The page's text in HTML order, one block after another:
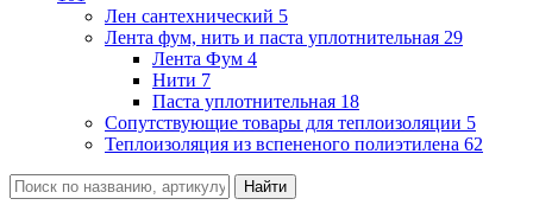
Лен сантехнический 5
Лента фум, нить и паста уплотнительная 29
Лента Фум 4
Нити 7
Паста уплотнительная 18
Сопутствующие товары для теплоизоляции 5
Теплоизоляция из вспененого полиэтилена 62